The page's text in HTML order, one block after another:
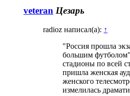
veteran Цезарь
radioz написал(а): ↑
"Россия прошла
большим
стадионы по всей
пришла женская
женского
измелилась